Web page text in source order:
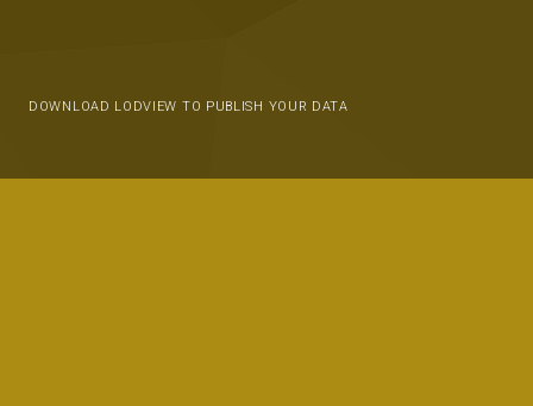
DOWNLOAD LODVIEW TO PUBLISH YOUR DATA